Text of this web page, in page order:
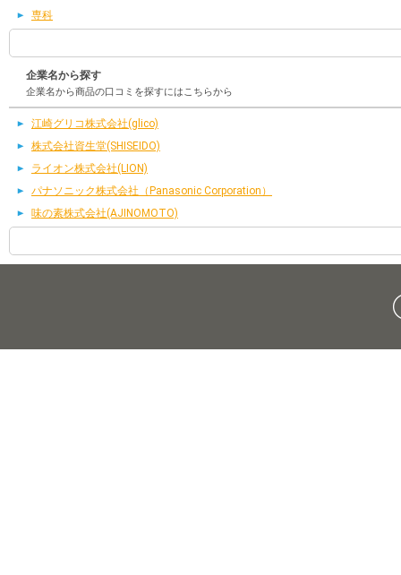
専科
企業名から探す
企業名から商品の口コミを探すにはこちらから
江崎グリコ株式会社(glico)
株式会社資生堂(SHISEIDO)
ライオン株式会社(LION)
パナソニック株式会社（Panasonic Corporation）
味の素株式会社(AJINOMOTO)